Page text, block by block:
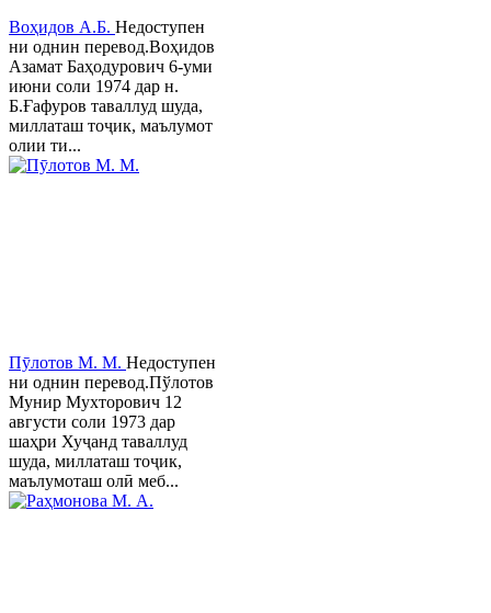
Воҳидов А.Б. Недоступен
ни однин перевод.Воҳидов
Азамат Баҳодурович 6-уми
июни соли 1974 дар н.
Б.Ғафуров таваллуд шуда,
миллаташ тоҷик, маълумот
олии ти...
Пӯлотов М. М. Недоступен
ни однин перевод.Пўлотов
Мунир Мухторович 12
августи соли 1973 дар
шаҳри Хуҷанд таваллуд
шуда, миллаташ тоҷик,
маълумоташ олӣ меб...